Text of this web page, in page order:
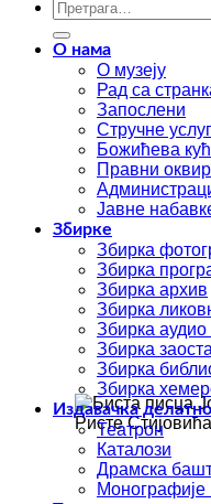
О нама
О музеју
Рад са
Запослени
Стручне
Божићева
Правни оквир
Јавне
Збирке
Збирка
Збирка
Збирка архив
Збирка
Збирка
Збирка
Збирка
Збирка
Издавачка
Театрон
Каталози
Драмска
Монографије